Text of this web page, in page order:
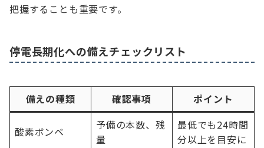
把握することも重要です。
停電長期化への備えチェックリスト
備えの種類 確認事項 ポイント
酸素ボンベ
予備の本数、残
量
最低でも24時間
分以上を目安に